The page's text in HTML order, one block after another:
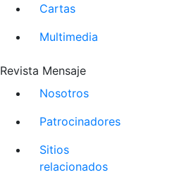
Cartas
Multimedia
Revista Mensaje
Nosotros
Patrocinadores
Sitios
relacionados